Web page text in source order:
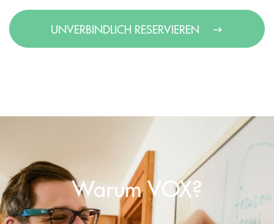
UNVERBINDLICH RESERVIEREN
Warum VOX?